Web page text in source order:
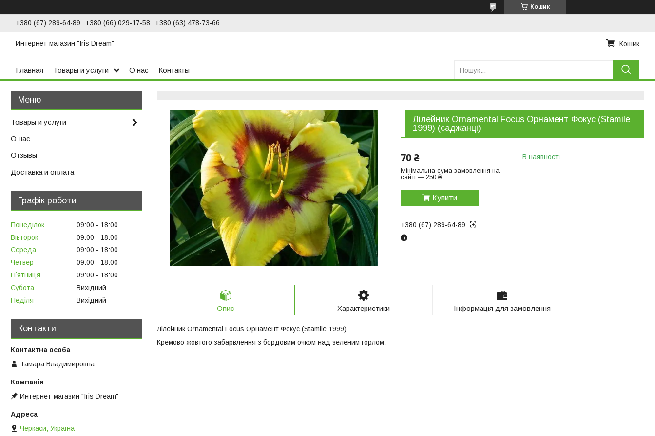
Кошик
+380 (67) 289-64-89 +380 (66) 029-17-58 +380 (63) 478-73-66
Интернет-магазин "Iris Dream" Кошик
Главная Товары и услуги О нас Контакты
Лілейник Ornamental Focus Орнамент Фокус (Stamile
1999) (саджанці)
70 ₴
Мінімальна сума замовлення на
сайті — 250 ₴
В наявності
Купити
+380 (67) 289-64-89
Опис Характеристики Інформація для замовлення
Лілейник Ornamental Focus Орнамент Фокус (Stamile 1999)
Кремово-жовтого забарвлення з бордовим очком над зеленим горлом.
Товары и услуги
О нас
Отзывы
Доставка и оплата
Графік роботи
Понеділок 09:00
18:00
Вівторок
09:00
18:00
Середа
09:00
18:00
Четвер
09:00
18:00
Пʼятниця
09:00
18:00
Субота
Вихідний
Неділя
Вихідний
Контакти
Тамара Владимировна
Интернет-магазин "Iris Dream"
Черкаси, Україна